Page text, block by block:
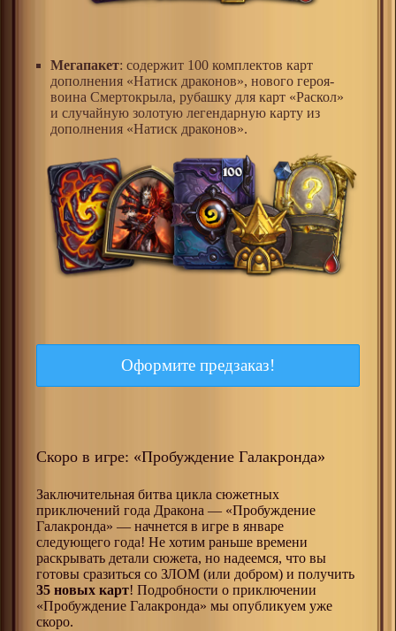
Мегапакет: содержит 100 комплектов карт
дополнения «Натиск драконов», нового героя-
воина Смертокрыла, рубашку для карт «Раскол»
и случайную золотую легендарную карту из
дополнения «Натиск драконов».
Оформите предзаказ!
Скоро в игре: «Пробуждение Галакронда»
Заключительная битва цикла сюжетных
приключений года Дракона — «Пробуждение
Галакронда» — начнется в игре в январе
следующего года! Не хотим раньше времени
раскрывать детали сюжета, но надеемся, что вы
готовы сразиться со ЗЛОМ (или добром) и получить
35 новых карт! Подробности о приключении
«Пробуждение Галакронда» мы опубликуем уже
скоро.